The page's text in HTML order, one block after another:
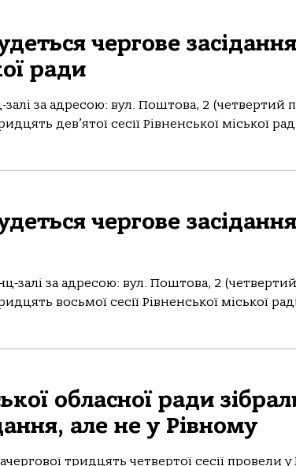
чергове засідання
ради
за адресою: вул. Поштова, 2 (четвертий
дев’ятої сесії Рівненської міської
чергове засідання
залі за адресою: вул. Поштова, 2
восьмої сесії Рівненської міської
обласної ради
але не у Рівному
тридцять четвертої сесії провели